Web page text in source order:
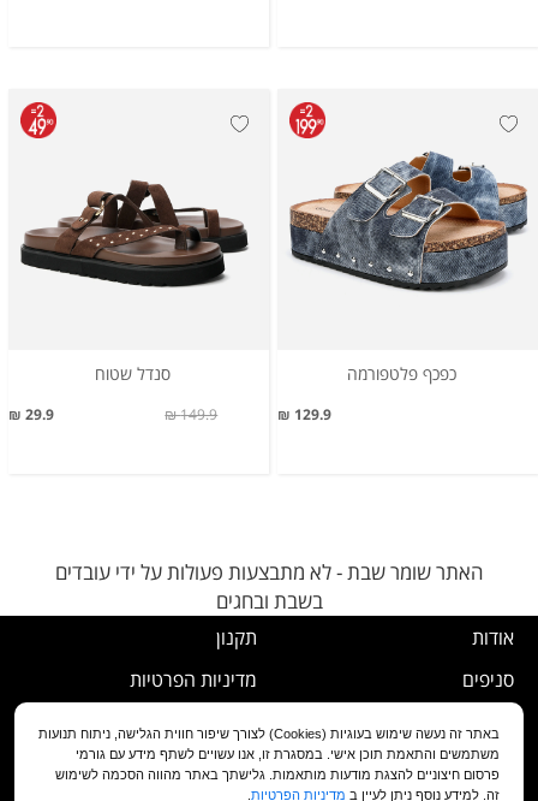
כפכף פלטפורמה
129.9 ₪
סנדל שטוח
29.9 ₪ 149.9 ₪
האתר שומר שבת - לא מתבצעות פעולות על ידי עובדים
בשבת ובחגים
אודות
סניפים
שירות לקוחות
תקנון
מדיניות הפרטיות
נוהל ביטול עסקה
מדיניות החלפה/החזרה/ביטול
באתר זה נעשה שימוש בעוגיות (Cookies) לצורך שיפור חווית הגלישה, ניתוח תנועות
משתמשים והתאמת תוכן אישי. במסגרת זו, אנו עשויים לשתף מידע עם גורמי
פרסום חיצוניים להצגת מודעות מותאמות. גלישתך באתר מהווה הסכמה לשימוש
זה. למידע נוסף ניתן לעיין ב מדיניות הפרטיות